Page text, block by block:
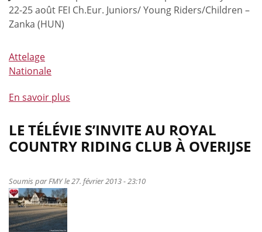
22-25 août FEI Ch.Eur. Juniors/ Young Riders/Children –
Zanka (HUN)
Attelage
Nationale
En savoir plus
de
Attelage
-
d'Equipe
LE TÉLÉVIE S’INVITE AU ROYAL
COUNTRY RIDING CLUB À OVERIJSE
Soumis parFMYle 27. février 2013 - 23:10